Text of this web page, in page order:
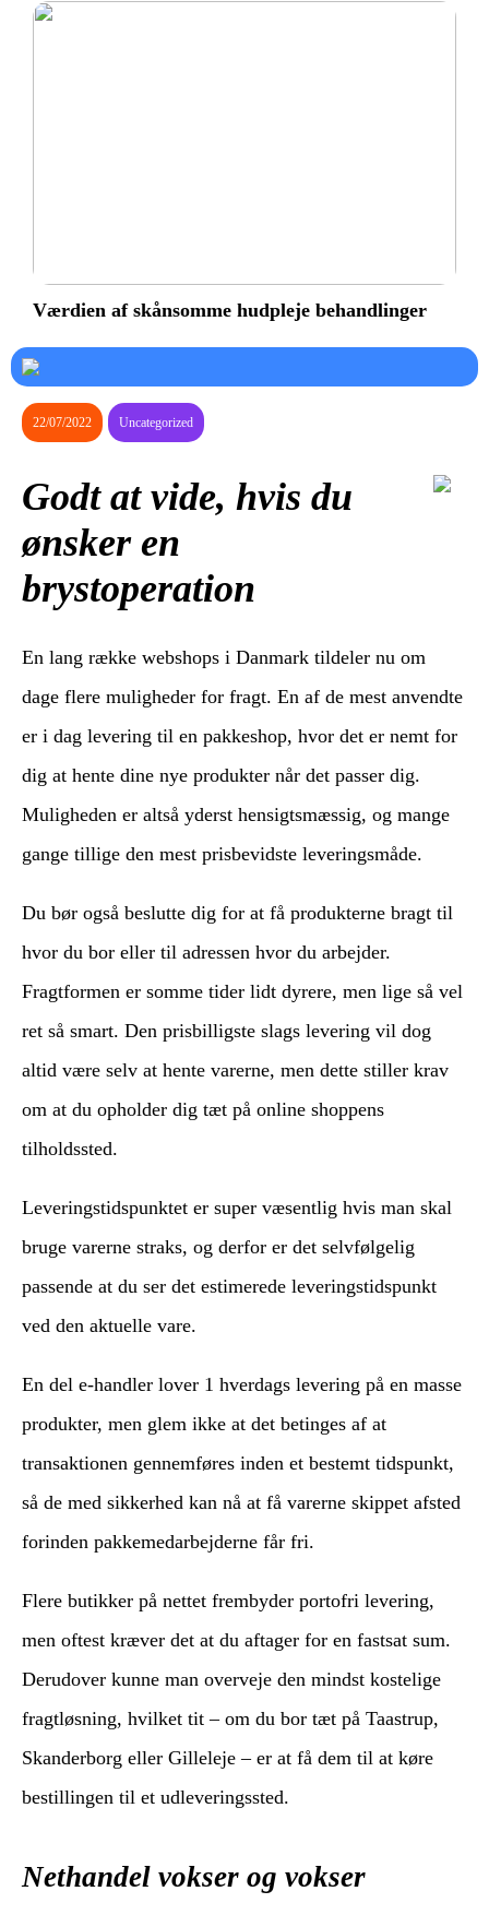
Værdien af skånsomme hudpleje behandlinger
22/07/2022 Uncategorized
Godt at vide, hvis du
ønsker en
brystoperation
En lang række webshops i Danmark tildeler nu om
dage flere muligheder for fragt. En af de mest anvendte
er i dag levering til en pakkeshop, hvor det er nemt for
dig at hente dine nye produkter når det passer dig.
Muligheden er altså yderst hensigtsmæssig, og mange
gange tillige den mest prisbevidste leveringsmåde.
Du bør også beslutte dig for at få produkterne bragt til
hvor du bor eller til adressen hvor du arbejder.
Fragtformen er somme tider lidt dyrere, men lige så vel
ret så smart. Den prisbilligste slags levering vil dog
altid være selv at hente varerne, men dette stiller krav
om at du opholder dig tæt på online shoppens
tilholdssted.
Leveringstidspunktet er super væsentlig hvis man skal
bruge varerne straks, og derfor er det selvfølgelig
passende at du ser det estimerede leveringstidspunkt
ved den aktuelle vare.
En del e-handler lover 1 hverdags levering på en masse
produkter, men glem ikke at det betinges af at
transaktionen gennemføres inden et bestemt tidspunkt,
så de med sikkerhed kan nå at få varerne skippet afsted
forinden pakkemedarbejderne får fri.
Flere butikker på nettet frembyder portofri levering,
men oftest kræver det at du aftager for en fastsat sum.
Derudover kunne man overveje den mindst kostelige
fragtløsning, hvilket tit – om du bor tæt på Taastrup,
Skanderborg eller Gilleleje – er at få dem til at køre
bestillingen til et udleveringssted.
Nethandel vokser og vokser